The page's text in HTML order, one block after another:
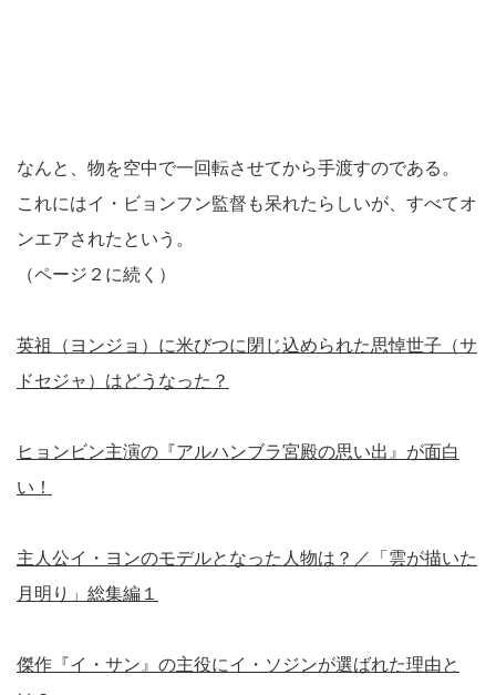
なんと、物を空中で一回転させてから手渡すのである。
これにはイ・ビョンフン監督も呆れたらしいが、すべてオ
ンエアされたという。
（ページ２に続く）
英祖（ヨンジョ）に米びつに閉じ込められた思悼世子（サ
ドセジャ）はどうなった？
ヒョンビン主演の『アルハンブラ宮殿の思い出』が面白
い！
主人公イ・ヨンのモデルとなった人物は？／「雲が描いた
月明り」総集編１
傑作『イ・サン』の主役にイ・ソジンが選ばれた理由と